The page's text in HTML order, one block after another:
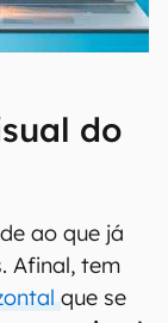
do
ao que já
Afinal, tem
que se